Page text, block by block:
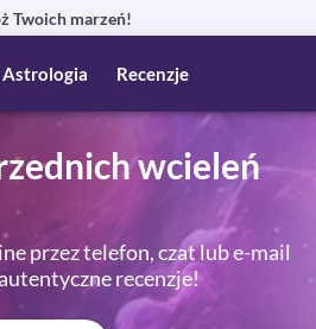
Twoich marzeń!
Recenzje
wcieleń
przez telefon, czat lub e-mail
recenzje!